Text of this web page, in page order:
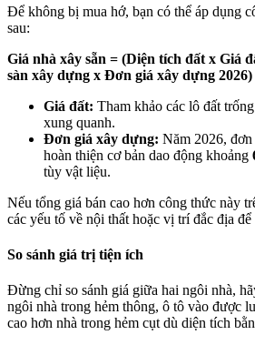
Để không bị mua hớ, bạn có thể áp dụng
sau:
Giá nhà xây sẵn = (Diện tích đất x Giá
sàn xây dựng x Đơn giá xây dựng
Giá đất: Tham khảo các lô đất
xung quanh.
Đơn giá xây dựng: Năm 2026,
hoàn thiện cơ bản dao động khoảng
tùy vật liệu.
Nếu tổng giá bán cao hơn công thức này
các yếu tố về nội thất hoặc vị trí đắc địa
So sánh giá trị tiện ích
Đừng chỉ so sánh giá giữa hai ngôi nhà,
ngôi nhà trong hẻm thông, ô tô vào được
cao hơn nhà trong hẻm cụt dù diện tích